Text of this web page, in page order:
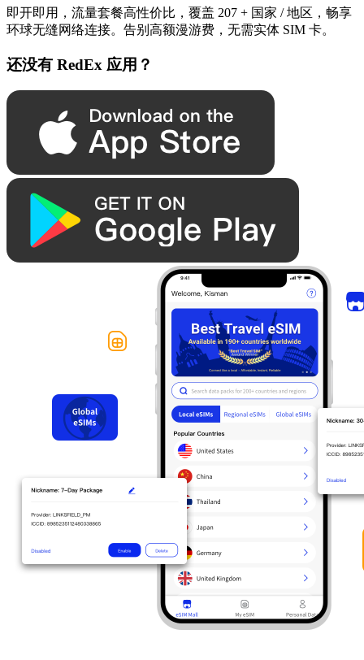
即开即用，流量套餐高性价比，覆盖 207 + 国家 / 地区，畅享
环球无缝网络连接。告别高额漫游费，无需实体 SIM 卡。
还没有 RedEx 应用？